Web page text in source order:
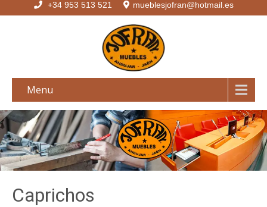
+34 953 513 521 mueblesjofran@hotmail.es
Menu
Caprichos